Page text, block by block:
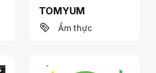
TOMYUM
Ẩm thực